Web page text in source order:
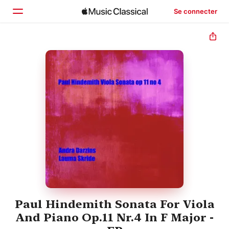
Se connecter
Accueil
Parcourir
Rechercher
Paul Hindemith Sonata For Viola
And Piano Op.11 Nr.4 In F Major -